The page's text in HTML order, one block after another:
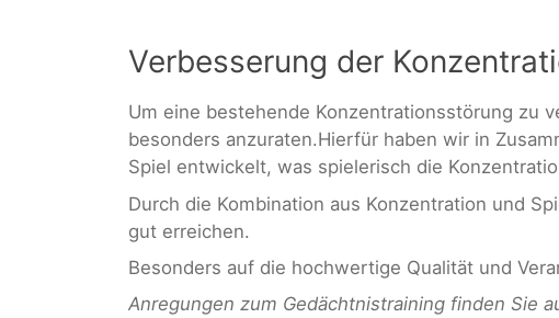
Verbesserung der
Um eine bestehende Konzentrationsstörung zu
besonders anzuraten.Hierfür haben wir in
Spiel entwickelt, was spielerisch die
Durch die Kombination aus Konzentration und
gut erreichen.
Besonders auf die hochwertige Qualität und
Anregungen zum Gedächtnistraining finden Sie